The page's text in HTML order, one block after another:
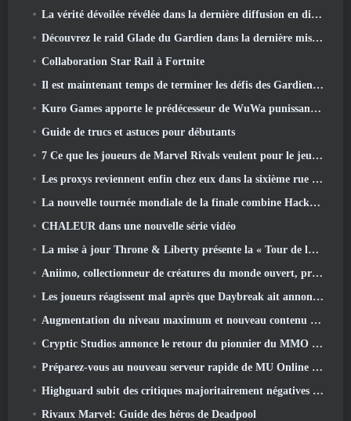
La vérité dévoilée révélée dans la dernière diffusion en direct
Découvrez le raid Glade du Gardien dans la dernière mise à jour de Guild Wars 2, à partir d'aujourd'hui
Collaboration Star Rail à Fortnite
Il est maintenant temps de terminer les défis des Gardiens de la Flamme sur Path of Exile pendant Legacy Of Phrecia
Kuro Games apporte le prédécesseur de WuWa punissant Grey Raven sur Steam
Guide de trucs et astuces pour débutants
7 Ce que les joueurs de Marvel Rivals veulent pour le jeu 2026
Les proxys reviennent enfin chez eux dans la sixième rue dans la version Zenless Zone Zero 2.6 Mise à jour
La nouvelle tournée mondiale de la finale combine Hackout et lasers orbitaux
CHALEUR dans une nouvelle série vidéo
La mise à jour Throne & Liberty présente la « Tour de la cupidité » générée aléatoirement
Aniimo, collectionneur de créatures du monde ouvert, prend les bonnes notes
Les joueurs réagissent mal après que Daybreak ait annoncé son intention de sauter les feuilles de route pour EverQuest et EQ2
Augmentation du niveau maximum et nouveau contenu révélé dans Phantasy Star Online 2: Flux de vagues de titres NGS
Cryptic Studios annonce le retour du pionnier du MMO Jack Emmert en tant que PDG
Préparez-vous au nouveau serveur rapide de MU Online pendant le pré-événement
Highguard subit des critiques majoritairement négatives après son lancement
Rivaux Marvel: Guide des héros de Deadpool